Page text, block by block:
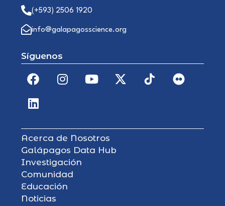
(+593) 2506 1920
info@galapagosscience.org
Síguenos
Acerca de Nosotros
Galápagos Data Hub
Investigación
Comunidad
Educación
Noticias